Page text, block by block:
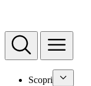
Scopri